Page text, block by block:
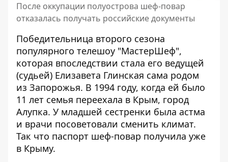
После оккупации полуострова шеф-повар
отказалась получать российские документы
Победительница второго сезона
популярного телешоу "МастерШеф",
которая впоследствии стала его ведущей
(судьей) Елизавета Глинская сама родом
из Запорожья. В 1994 году, когда ей было
11 лет семья переехала в Крым, город
Алупка. У младшей сестренки была астма
и врачи посоветовали сменить климат.
Так что паспорт шеф-повар получила уже
в Крыму.